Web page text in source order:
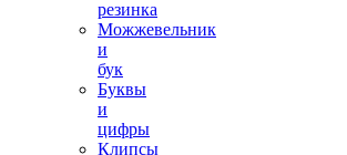
резинка
Можжевельник
и
бук
Буквы
и
цифры
Клипсы